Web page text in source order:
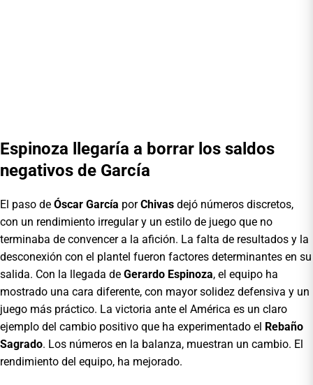
Espinoza llegaría a borrar los saldos
negativos de García
El paso de Óscar García porChivas dejó números discretos,
con un rendimiento irregular y un estilo de juego que no
terminaba de convencer a la afición. La falta de resultados y la
desconexión con el plantel fueron factores determinantes en su
salida. Con la llegada de Gerardo Espinoza, el equipo ha
mostrado una cara diferente, con mayor solidez defensiva y un
juego más práctico. La victoria ante el América es un claro
ejemplo del cambio positivo que ha experimentado el Rebaño
Sagrado. Los números en la balanza, muestran un cambio. El
rendimiento del equipo, ha mejorado.